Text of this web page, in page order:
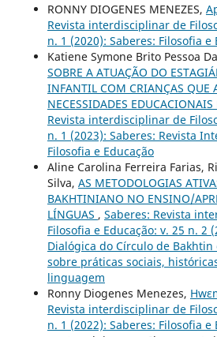
RONNY DIOGENES MENEZES,
Revista interdisciplinar de
n. 1 (2020): Saberes: Filosofia e
Katiene Symone Brito Pessoa
SOBRE A ATUAÇÃO DO
INFANTIL COM CRIANÇAS QUE
NECESSIDADES EDUCACIONAIS
Revista interdisciplinar de
n. 1 (2023): Saberes: Revista
Filosofia e Educação
Aline Carolina Ferreira Farias,
Silva, AS METODOLOGIAS
BAKHTINIANO NO ENSINO/
LÍNGUAS , Saberes: Revista
Filosofia e Educação: v. 25 n. 2
Dialógica do Círculo de Bakhtin
sobre práticas sociais,
linguagem
Ronny Diogenes Menezes,
Revista interdisciplinar de
n. 1 (2022): Saberes: Filosofia e